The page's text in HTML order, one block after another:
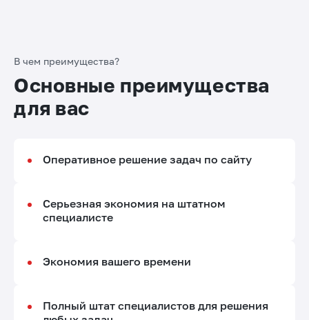
В чем преимущества?
Основные преимущества
для вас
Оперативное решение задач по сайту
Серьезная экономия на штатном
специалисте
Экономия вашего времени
Полный штат специалистов для решения